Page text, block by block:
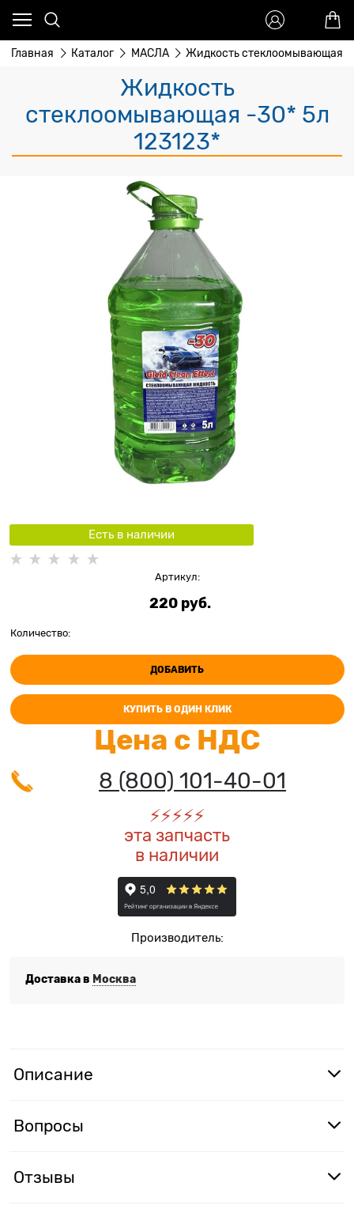
Главная Каталог МАСЛА Жидкость стеклоомывающая -
Жидкость
стеклоомывающая -30* 5л
123123*
Есть в наличии
Артикул:
220 руб.
Количество:
ДОБАВИТЬ
КУПИТЬ В ОДИН КЛИК
Цена с НДС
8 (800) 101-40-01
⚡️⚡️⚡️⚡️⚡️
эта запчасть
в наличии
Производитель:
Доставка в Москва
Описание
Вопросы
Отзывы